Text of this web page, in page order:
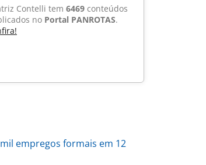
Contelli tem 6469 conteúdos
no Portal PANROTAS.
empregos formais em 12